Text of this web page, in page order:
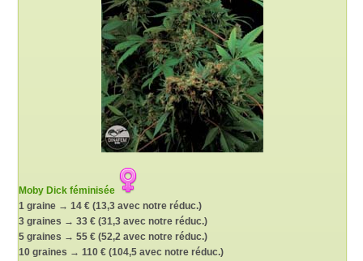
Moby Dick féminisée
1 graine → 14 € (13,3 avec notre réduc.)
3 graines → 33 € (31,3 avec notre réduc.)
5 graines → 55 € (52,2 avec notre réduc.)
10 graines → 110 € (104,5 avec notre réduc.)